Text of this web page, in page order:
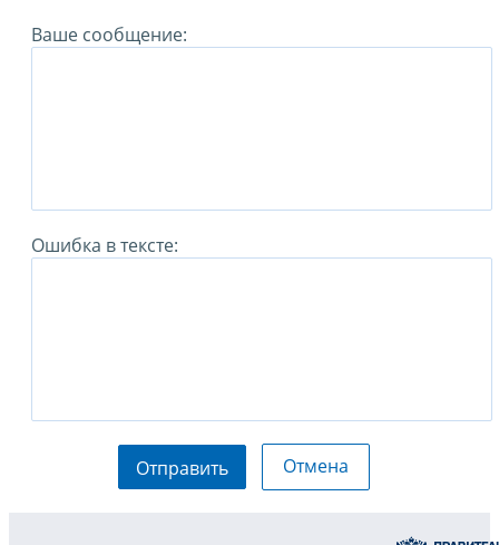
Ваше сообщение:
Ошибка в тексте:
Отправить Отмена